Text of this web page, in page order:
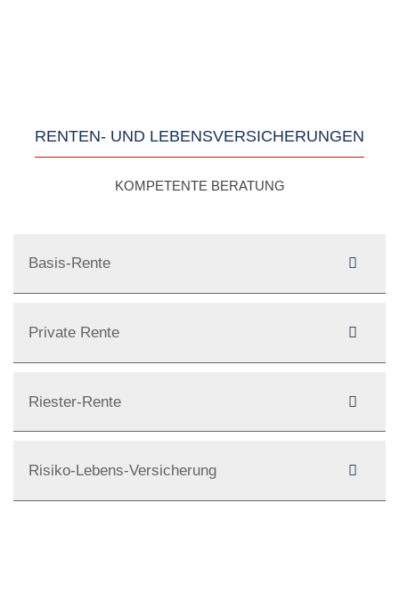
RENTEN- UND LEBENSVERSICHERUNGEN
KOMPETENTE BERATUNG
Basis-Rente
Private Rente
Riester-Rente
Risiko-Lebens-Versicherung